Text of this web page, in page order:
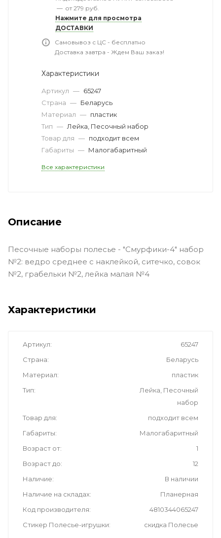
— от 279 руб.
Нажмите для просмотра
ДОСТАВКИ
Самовывоз с ЦС - бесплатно
Доставка завтра - Ждем Ваш заказ!
Характеристики
Артикул — 65247
Страна — Беларусь
Материал — пластик
Тип — Лейка, Песочный набор
Товар для — подходит всем
Габариты — Малогабаритный
Все характеристики
Описание
Песочные наборы полесье - "Смурфики-4" набор
№2: ведро среднее с наклейкой, ситечко, совок
№2, грабельки №2, лейка малая №4
Характеристики
Артикул
65247
Страна
Беларусь
Материал
пластик
Тип
Лейка, Песочный
набор
Товар для
подходит всем
Габариты
Малогабаритный
Возраст от
1
Возраст до
12
Наличие
В наличии
Наличие на складах
Планерная
Код производителя
4810344065247
Стикер Полесье-игрушки
скидка Полесье